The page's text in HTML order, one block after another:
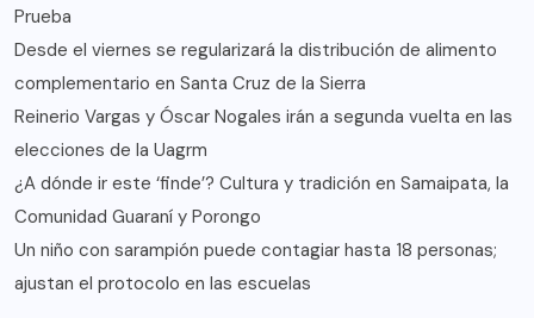
Prueba
Desde el viernes se regularizará la distribución de alimento
complementario en Santa Cruz de la Sierra
Reinerio Vargas y Óscar Nogales irán a segunda vuelta en las
elecciones de la Uagrm
¿A dónde ir este ‘finde’? Cultura y tradición en Samaipata, la
Comunidad Guaraní y Porongo
Un niño con sarampión puede contagiar hasta 18 personas;
ajustan el protocolo en las escuelas